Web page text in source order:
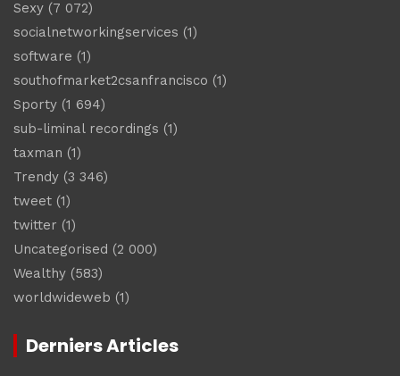
Sexy (7 072)
socialnetworkingservices (1)
software (1)
southofmarket2csanfrancisco (1)
Sporty (1 694)
sub-liminal recordings (1)
taxman (1)
Trendy (3 346)
tweet (1)
twitter (1)
Uncategorised (2 000)
Wealthy (583)
worldwideweb (1)
Derniers Articles